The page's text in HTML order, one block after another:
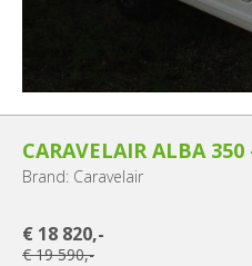
CARAVELAIR ALBA
Brand: Caravelair
€ 18 820,-
€ 19 590,-